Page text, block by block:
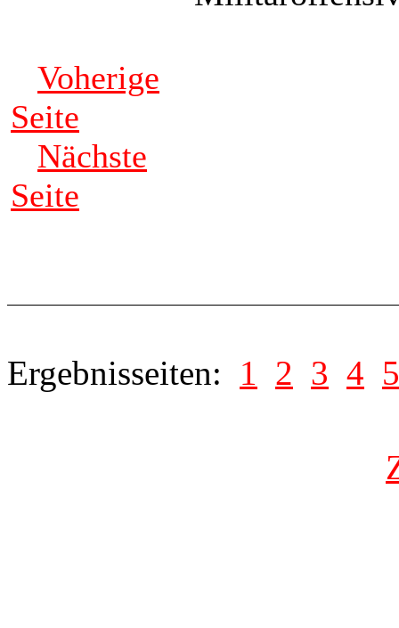
Voherige
Seite
Nächste
Seite
Ergebnisseiten: 1 2 3 4 5